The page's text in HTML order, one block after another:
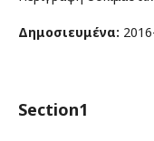
Δημοσιευμένα:
Section1